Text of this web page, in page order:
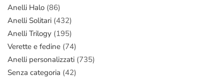
Anelli Halo (86)
Anelli Solitari (432)
Anelli Trilogy (195)
Verette e fedine (74)
Anelli personalizzati (735)
Senza categoria (42)